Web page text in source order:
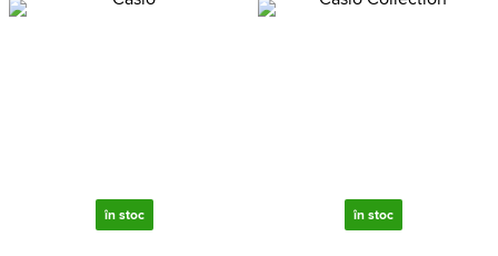
în stoc în stoc